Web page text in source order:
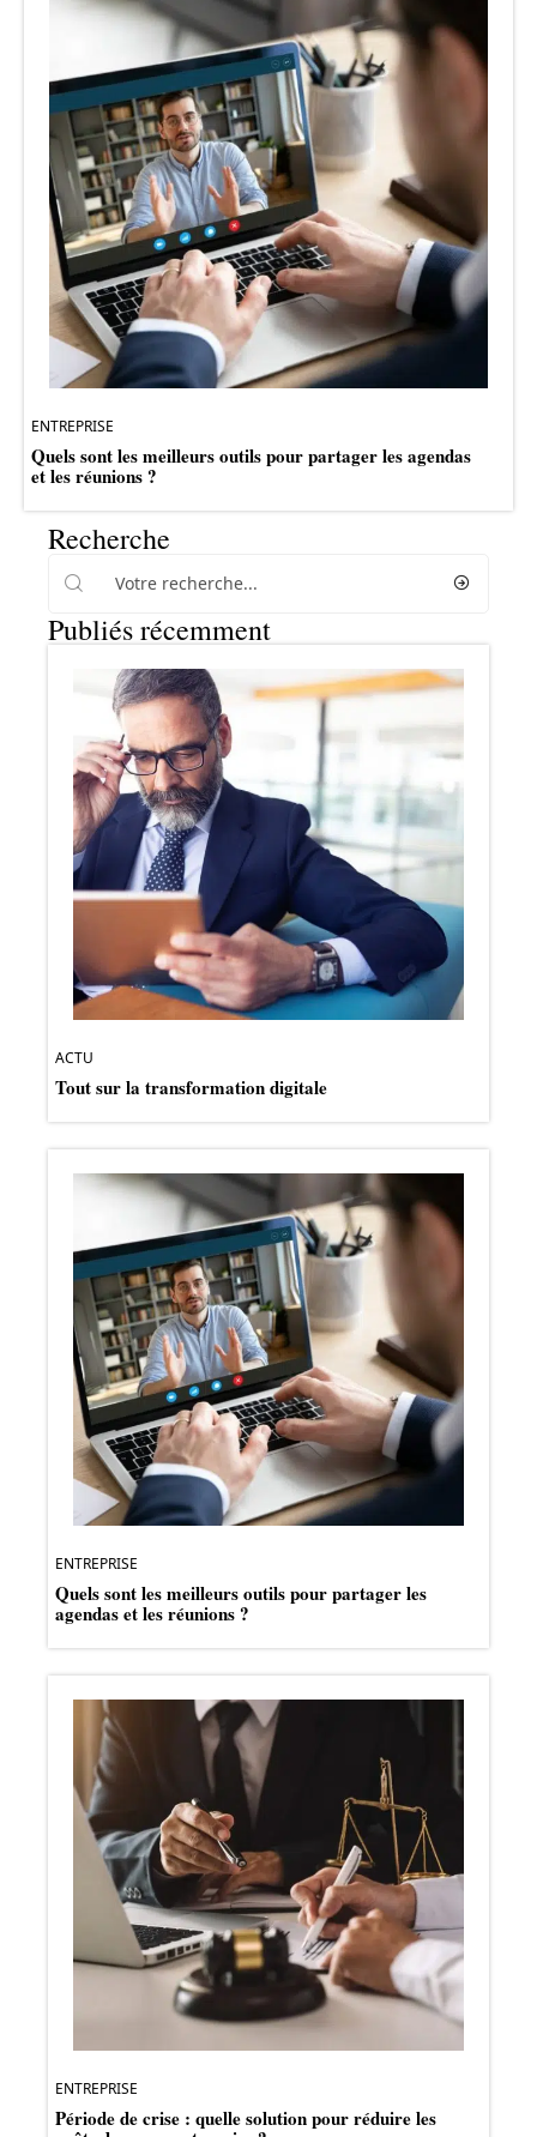
ENTREPRISE
Quels sont les meilleurs outils pour partager les agendas
et les réunions ?
Recherche
Publiés récemment
ACTU
Tout sur la transformation digitale
ENTREPRISE
Quels sont les meilleurs outils pour partager les
agendas et les réunions ?
ENTREPRISE
Période de crise : quelle solution pour réduire les